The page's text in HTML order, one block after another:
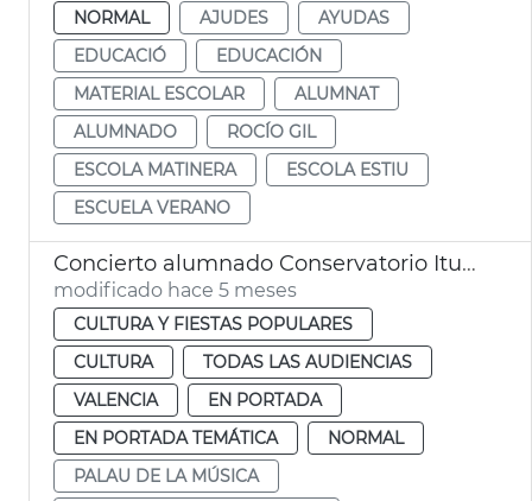
NORMAL
AJUDES
AYUDAS
EDUCACIÓ
EDUCACIÓN
MATERIAL ESCOLAR
ALUMNAT
ALUMNADO
ROCÍO GIL
ESCOLA MATINERA
ESCOLA ESTIU
ESCUELA VERANO
Concierto alumnado Conservatorio Iturbi en el Palau de la Música de València
modificado hace 5 meses
CULTURA Y FIESTAS POPULARES
CULTURA
TODAS LAS AUDIENCIAS
VALENCIA
EN PORTADA
EN PORTADA TEMÁTICA
NORMAL
PALAU DE LA MÚSICA